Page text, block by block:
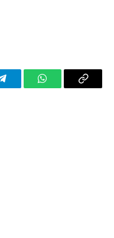
TelegramWhatsAppCopy